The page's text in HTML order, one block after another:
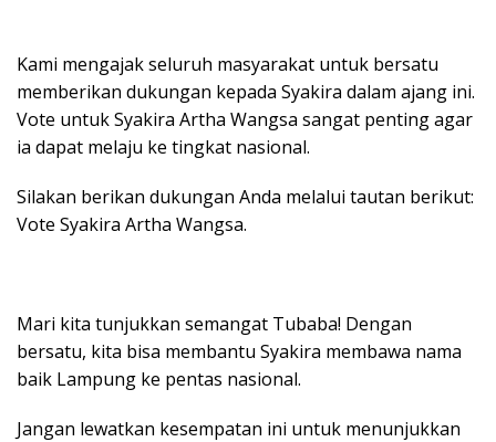
Kami mengajak seluruh masyarakat untuk bersatu
memberikan dukungan kepada Syakira dalam ajang ini.
Vote untuk Syakira Artha Wangsa sangat penting agar
ia dapat melaju ke tingkat nasional.
Silakan berikan dukungan Anda melalui tautan berikut:
Vote Syakira Artha Wangsa.
Mari kita tunjukkan semangat Tubaba! Dengan
bersatu, kita bisa membantu Syakira membawa nama
baik Lampung ke pentas nasional.
Jangan lewatkan kesempatan ini untuk menunjukkan